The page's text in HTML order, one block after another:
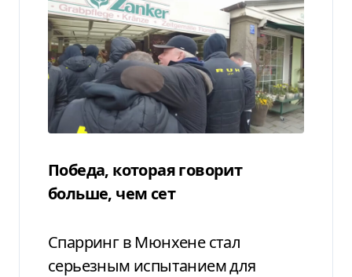
Победа, которая говорит
больше, чем сет
Спарринг в Мюнхене стал
серьезным испытанием для